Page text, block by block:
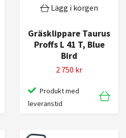
Lägg i korgen
Gräsklippare Taurus
Proffs L 41 T, Blue
Bird
2 750 kr
Produkt med
leveranstid